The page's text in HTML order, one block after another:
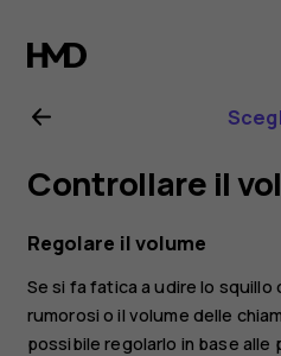
Manuale
d’uso
del
Nokia
4.2
Controllare il
Regolare il volume
Se si fa fatica a udire lo
rumorosi o il volume delle
possibile regolarlo in base alle